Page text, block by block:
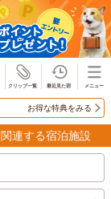
お得な特典をみる
連する宿泊施設